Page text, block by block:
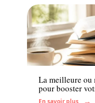
Actu
La meilleure
pour booster